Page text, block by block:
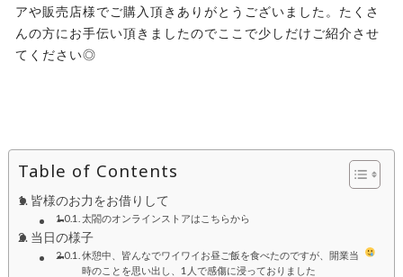
アや販売店様でご購入頂きありがとうございました。たくさ
んの方にお手伝い頂きましたのでここで少しだけご紹介させ
てください◎
Table of Contents
皆様のお力をお借りして
太閤のオンラインストアはこちらから
当日の様子
休憩中、皆んなでワイワイお昼ご飯を食べたのですが、開業当
時のことを思い出し、1人で感傷に浸っておりました